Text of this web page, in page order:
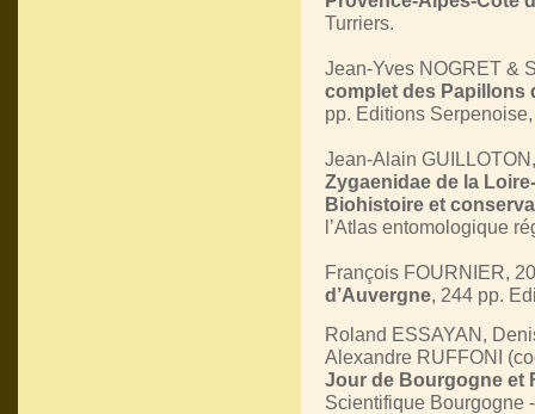
Turriers.
Jean-Yves NOGRET &
complet des Papillons
pp. Editions
Jean-Alain
Zygaenidae de la
Biohistoire et
l’Atlas entomologique
François FOURNIER,
d’Auvergne, 244 pp.
Roland ESSAYAN,
Alexandre RUFFONI
Jour de Bourgogne et
Scientifique Bourgogne